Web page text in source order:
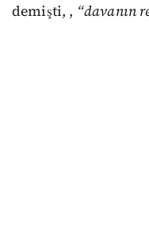
demişti, , “davanın